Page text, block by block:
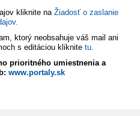
kliknite na Žiadosť o zaslanie
ktorý neobsahuje váš mail ani
s editáciou kliknite tu.
prioritného umiestnenia a
www.portaly.sk